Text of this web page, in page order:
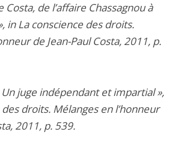
de l’affaire Chassagnou à
in La conscience des droits.
de Jean-Paul Costa, 2011, p.
Un juge indépendant et impartial »,
droits. Mélanges en l’honneur
2011, p. 539.